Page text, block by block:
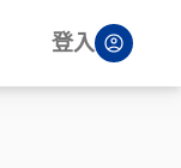
登入